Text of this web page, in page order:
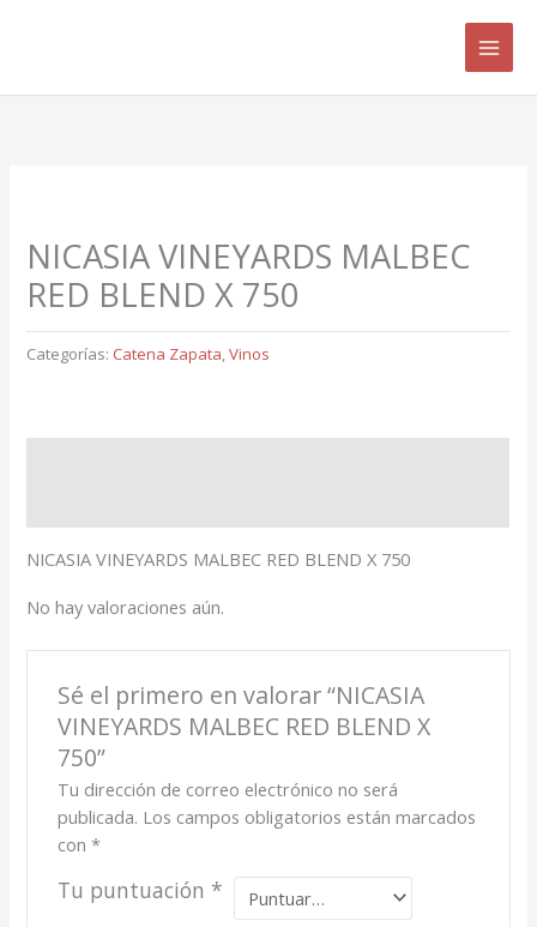
o
r
:
NICASIA VINEYARDS MALBEC
RED BLEND X 750
Categorías: Catena Zapata,Vinos
NICASIA VINEYARDS MALBEC RED BLEND X 750
No hay valoraciones aún.
Sé el primero en valorar “NICASIA
VINEYARDS MALBEC RED BLEND X
750”
Tu dirección de correo electrónico no será
publicada. Los campos obligatorios están marcados
con *
Tu puntuación *